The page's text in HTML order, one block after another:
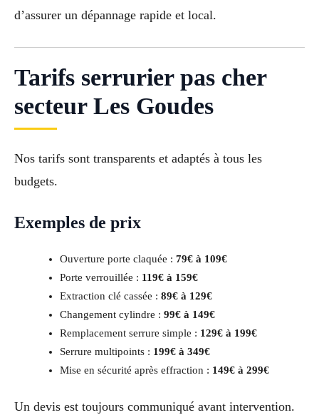
d’assurer un dépannage rapide et local.
Tarifs serrurier pas cher
secteur Les Goudes
Nos tarifs sont transparents et adaptés à tous les
budgets.
Exemples de prix
Ouverture porte claquée : 79€ à 109€
Porte verrouillée : 119€ à 159€
Extraction clé cassée : 89€ à 129€
Changement cylindre : 99€ à 149€
Remplacement serrure simple : 129€ à 199€
Serrure multipoints : 199€ à 349€
Mise en sécurité après effraction : 149€ à 299€
Un devis est toujours communiqué avant intervention.